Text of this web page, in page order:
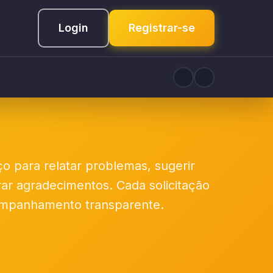
Login Registrar-se
para relatar problemas, sugerir
agradecimentos. Cada solicitação
transparente.